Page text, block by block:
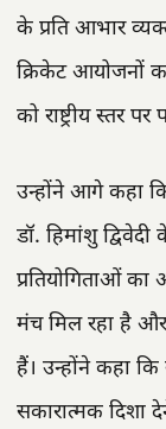
के प्रति आभार
क्रिकेट आयोजनों
को राष्ट्रीय स्तर
उन्होंने आगे कहा
डॉ. हिमांशु
प्रतियोगिताओं
मंच मिल रहा है
हैं। उन्होंने कहा
सकारात्मक